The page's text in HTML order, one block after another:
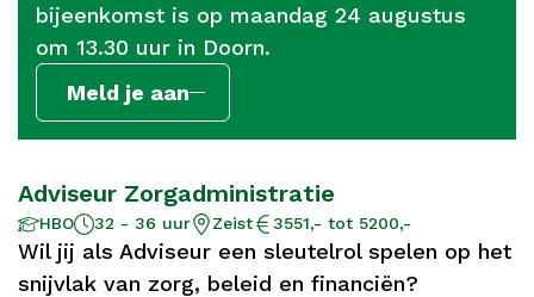
bijeenkomst is op maandag 24 augustus
om 13.30 uur in Doorn.
Meld je aan
Adviseur Zorgadministratie
Opleidingsniveau
HBO
Aantal
uur
32 - 36 uur
Locatie Zeist
Salaris 3551,- tot 5200,-
Wil jij als Adviseur een sleutelrol spelen op het
snijvlak van zorg, beleid en financiën?